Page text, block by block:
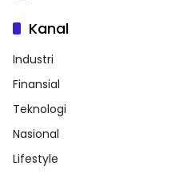
Kanal
Industri
Finansial
Teknologi
Nasional
Lifestyle